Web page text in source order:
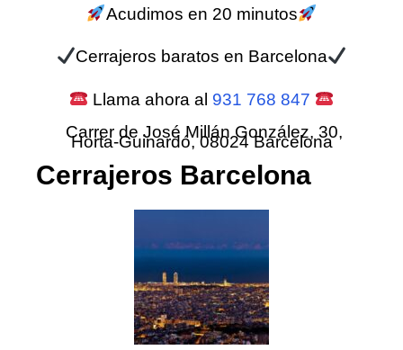
Acudimos en 20 minutos
Cerrajeros baratos en Barcelona
Llama ahora al 931 768 847
Carrer de José Millán González, 30,
Horta-Guinardó, 08024 Barcelona
Cerrajeros Barcelona